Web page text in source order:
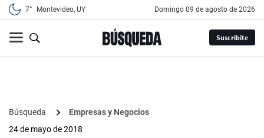
7° Montevideo, UY domingo 09 de agosto de 2026
Suscribite
Búsqueda
Empresas y Negocios
24 de mayo de 2018